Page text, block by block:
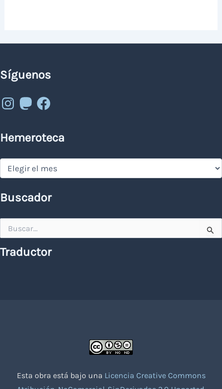
Síguenos
Instagram
MastodonFacebook
Hemeroteca
Hemeroteca
Buscador
por:
Traductor
Esta obra está bajo una Licencia Creative Commons